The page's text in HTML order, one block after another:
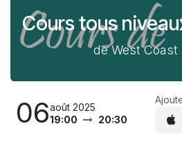
Cours tous
de West Coast
06août 2025
19:00
20:30